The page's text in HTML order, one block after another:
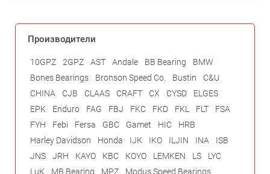
Производители
10GPZ 2GPZ AST Andale BB Bearing
BMW
Bones Bearings
Bronson Speed Co. Bustin
C&U
CHINA
CJB CLAAS CRAFT CX CYSD
ELGES
EPK
Enduro FAG FBJ FKC FKD FKL FLT
FSA
FYH
Febi Fersa GBC Gamet HIC
HRB
Harley Davidson
Honda IJK IKO ILJIN INA
ISB
JNS
JRH KAYO KBC KOYO LEMKEN LS
LYC
LuK
MB Bearing MPZ
Modus Speed Bearings